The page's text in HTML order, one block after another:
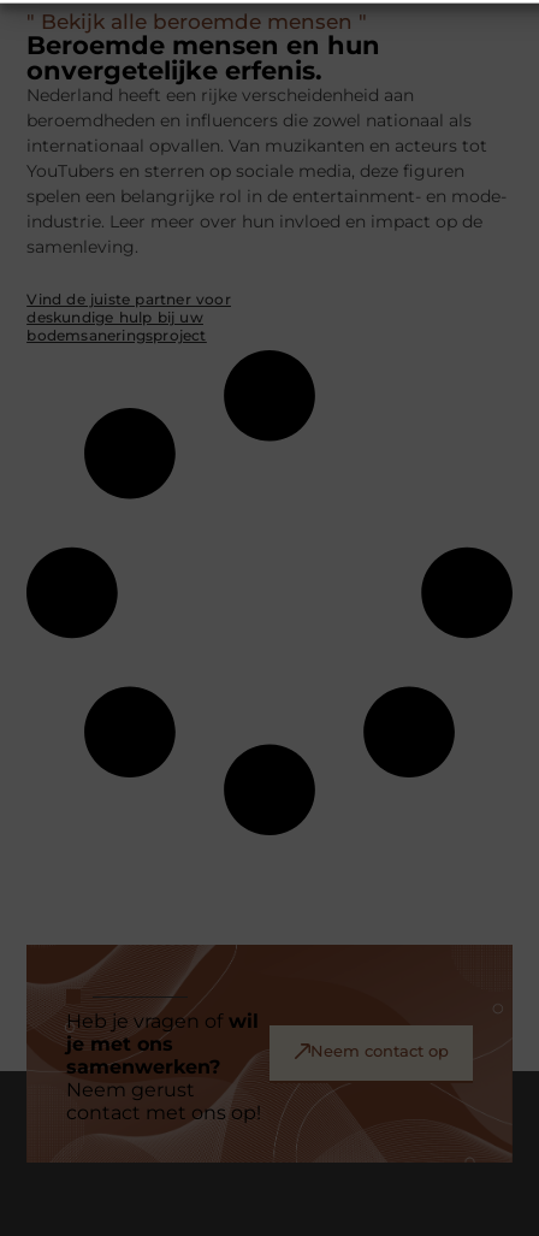
" Bekijk alle beroemde mensen "
Beroemde mensen en hun
onvergetelijke erfenis.
Nederland heeft een rijke verscheidenheid aan
beroemdheden en influencers die zowel nationaal als
internationaal opvallen. Van muzikanten en acteurs tot
YouTubers en sterren op sociale media, deze figuren
spelen een belangrijke rol in de entertainment- en mode-
industrie. Leer meer over hun invloed en impact op de
samenleving.
Vind de juiste partner voor
deskundige hulp bij uw
bodemsaneringsproject
Heb je vragen ofwil
je met ons
samenwerken?
Neem gerust
contact met ons op!
Neem contact op